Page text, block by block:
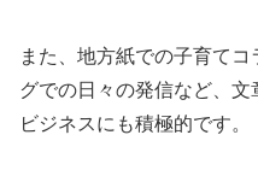
また、地方紙での子育て
グでの日々の発信など、
ビジネスにも積極的です。